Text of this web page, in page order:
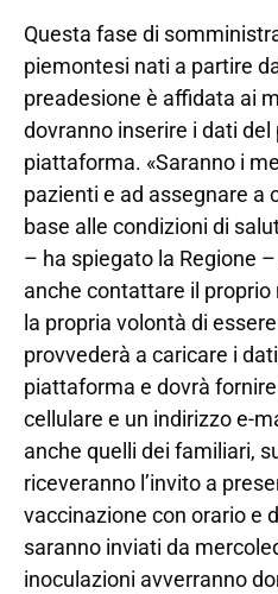
Questa fase di
piemontesi nati a partire
preadesione è affidata ai
dovranno inserire i dati del
piattaforma. «Saranno i
pazienti e ad assegnare a
base alle condizioni di
– ha spiegato la Regione
anche contattare il
la propria volontà di
provvederà a caricare i
piattaforma e dovrà
cellulare e un indirizzo e-
anche quelli dei familiari,
riceveranno l’invito a
vaccinazione con orario e
saranno inviati da
inoculazioni avverranno